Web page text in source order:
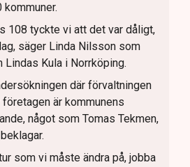
108 tyckte vi att det var dåligt,
säger Linda Nilsson som
Lindas Kula i Norrköping.
där förvaltningen
är kommunens
något som Tomas Tekmen,
som vi måste ändra på, jobba